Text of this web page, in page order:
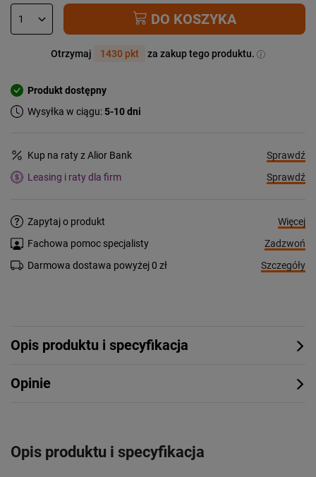
DO KOSZYKA
Otrzymaj 1430 pkt za zakup tego produktu.
Produkt dostępny
Wysyłka w ciągu:5-10 dni
Kup na raty z Alior Bank
Sprawdź
Leasing i raty dla firm
Sprawdź
Zapytaj o produkt
Więcej
Fachowa pomoc specjalisty
Zadzwoń
Darmowa dostawa powyżej 0 zł
Szczegóły
Opis produktu i specyfikacja
Opinie
Opis produktu i specyfikacja